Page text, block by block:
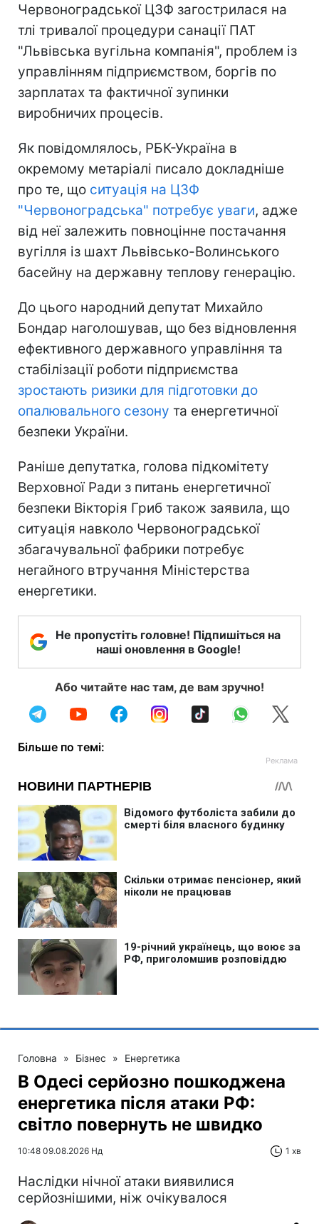
Червоноградської ЦЗФ загострилася на
тлі тривалої процедури санації ПАТ
"Львівська вугільна компанія", проблем із
управлінням підприємством, боргів по
зарплатах та фактичної зупинки
виробничих процесів.
Як повідомлялось, РБК-Україна в
окремому метаріалі писало докладніше
про те, що ситуація на ЦЗФ
"Червоноградська" потребує уваги, адже
від неї залежить повноцінне постачання
вугілля із шахт Львівсько-Волинського
басейну на державну теплову генерацію.
До цього народний депутат Михайло
Бондар наголошував, що без відновлення
ефективного державного управління та
стабілізації роботи підприємства
зростають ризики для підготовки до
опалювального сезону та енергетичної
безпеки України.
Раніше депутатка, голова підкомітету
Верховної Ради з питань енергетичної
безпеки Вікторія Гриб також заявила, що
ситуація навколо Червоноградської
збагачувальної фабрики потребує
негайного втручання Міністерства
енергетики.
Не пропустіть головне! Підпишіться на
наші оновлення в Google!
Або читайте нас там, де вам зручно!
Більше по темі:
Головна » Бізнес » Енергетика
В Одесі серйозно пошкоджена
енергетика після атаки РФ:
світло повернуть не швидко
10:48 09.08.2026 Нд 1 хв
Наслідки нічної атаки виявилися
серйознішими, ніж очікувалося